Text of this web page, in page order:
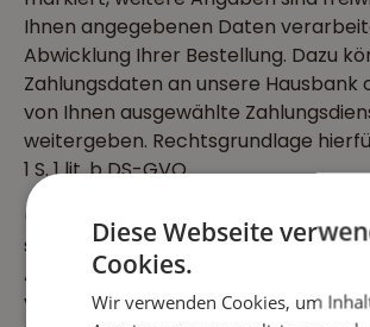
Ihnen angegebenen Daten
Abwicklung Ihrer Bestellung. Dazu
Zahlungsdaten an unsere Hausbank
von Ihnen ausgewählte
weitergeben. Rechtsgrundlage
1 S. 1 lit. b DS-GVO.
(2) Wir sind aufgrund handels- und
steuerrechtlicher Vorgaben
Adress-, Zahlungs- und Bestelldaten
von zehn Jahren zu speichern.
Diese Webseite
Cookies.
Wir verwenden Cookies, um